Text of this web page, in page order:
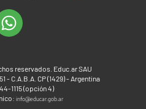
reservados. Educ.ar SAU
- C.A.B.A. CP (1429) - Argentina
1115 (opción 4)
info@educar.gob.ar